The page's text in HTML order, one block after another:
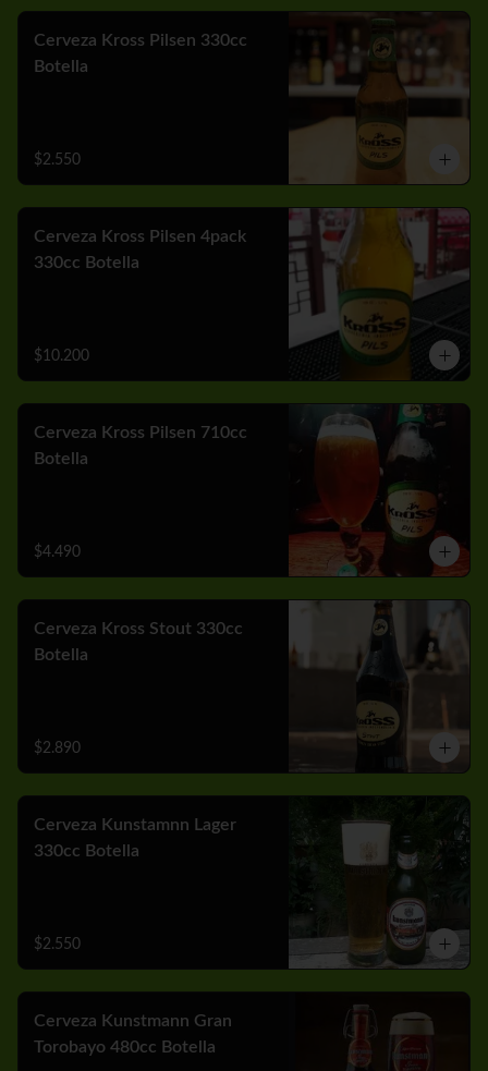
Cerveza Kross Pilsen 330cc
Botella
$2.550
Cerveza Kross Pilsen 4pack
330cc Botella
$10.200
Cerveza Kross Pilsen 710cc
Botella
$4.490
Cerveza Kross Stout 330cc
Botella
$2.890
Cerveza Kunstamnn Lager
330cc Botella
$2.550
Cerveza Kunstmann Gran
Torobayo 480cc Botella